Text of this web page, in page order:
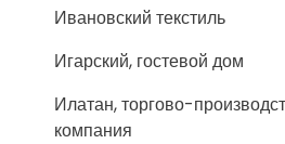
Ивановский текстиль
Игарский, гостевой дом
Илатан, торгово-
компания